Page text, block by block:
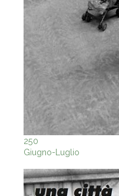
250
Giugno-Luglio